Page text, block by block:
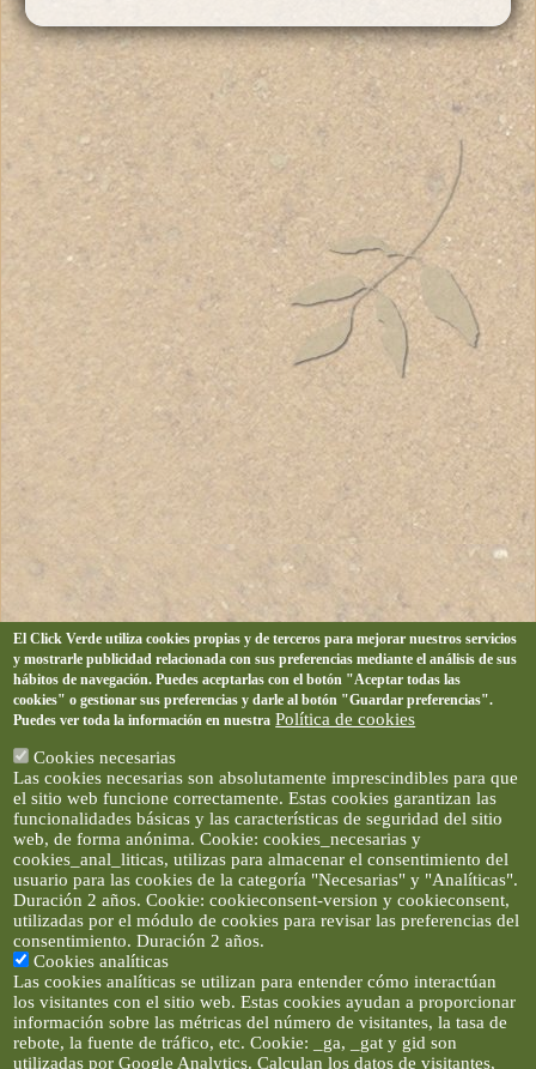
El Click Verde utiliza cookies propias y de terceros para mejorar nuestros servicios
y mostrarle publicidad relacionada con sus preferencias mediante el análisis de sus
hábitos de navegación. Puedes aceptarlas con el botón "Aceptar todas las
cookies" o gestionar sus preferencias y darle al botón "Guardar preferencias".
Puedes ver toda la información en nuestra Política de cookies
Cookies necesarias
Las cookies necesarias son absolutamente imprescindibles para que
el sitio web funcione correctamente. Estas cookies garantizan las
funcionalidades básicas y las características de seguridad del sitio
web, de forma anónima. Cookie: cookies_necesarias y
cookies_anal_liticas, utilizas para almacenar el consentimiento del
usuario para las cookies de la categoría "Necesarias" y "Analíticas".
Duración 2 años. Cookie: cookieconsent-version y cookieconsent,
utilizadas por el módulo de cookies para revisar las preferencias del
consentimiento. Duración 2 años.
Cookies analíticas
Las cookies analíticas se utilizan para entender cómo interactúan
los visitantes con el sitio web. Estas cookies ayudan a proporcionar
información sobre las métricas del número de visitantes, la tasa de
rebote, la fuente de tráfico, etc. Cookie: _ga, _gat y gid son
utilizadas por Google Analytics. Calculan los datos de visitantes,